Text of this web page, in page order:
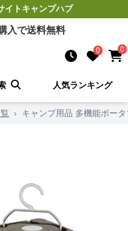
イトキャンプハブ
入で送料無料
0 0
人気ランキング
› キャンプ用品 多機能ポー